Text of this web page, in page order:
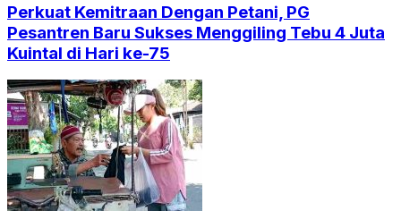
Perkuat Kemitraan Dengan Petani, PG
Pesantren Baru Sukses Menggiling Tebu 4 Juta
Kuintal di Hari ke-75